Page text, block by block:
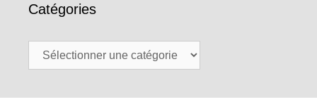
Catégories
Catégories